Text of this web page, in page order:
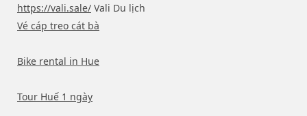
https://vali.sale/ Vali Du lịch
Vé cáp treo cát bà
Bike rental in Hue
Tour Huế 1 ngày